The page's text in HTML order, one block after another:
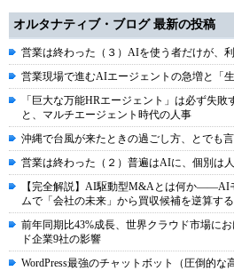
オルタナティブ・ブログ 最新の投稿
営業は終わった（３）AIを使う者だけが、
営業現場で進むAIエージェントの急増と「
「巨大な万能HRエージェント」は必ず失敗
と、マルチエージェント時代の人事
沖縄で台風が来たときの過ごし方、とでも
営業は終わった（２）普遍はAIに、個別は
【完全解説】AI駆動型M&Aとは何か――AI
ムで「会社の未来」から買収候補を逆算する
前年同期比43%成長、世界クラウド市場に
ド企業9社の影響
WordPress最強のチャットボット（圧倒的